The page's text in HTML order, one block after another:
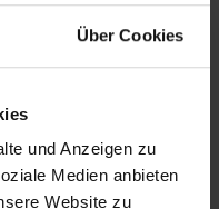
Über Cookies
und Anzeigen zu
Medien anbieten
Website zu